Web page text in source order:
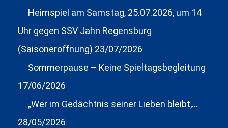
Heimspiel am Samstag, 25.07.2026, um 14
Uhr gegen SSV Jahn Regensburg
(Saisoneröffnung) 23/07/2026
Sommerpause – Keine Spieltagsbegleitung
17/06/2026
„Wer im Gedächtnis seiner Lieben bleibt,…
28/05/2026